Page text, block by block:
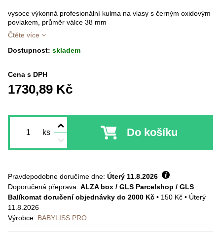
vysoce výkonná profesionální kulma na vlasy s černým oxidovým
povlakem, průměr válce 38 mm
Čtěte více
Dostupnost: skladem
Cena s DPH
1730,89 Kč
ks Do košíku
Pravdepodobne doručíme dne: Úterý 11.8.2026
ALZA box / GLS Parcelshop / GLS
Balíkomat doručení objednávky do 2000 Kč • 150 Kč • Úterý
11.8.2026
Výrobce: BABYLISS PRO